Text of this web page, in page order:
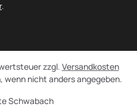
.
Schwabach
zzgl. Versandkosten
wenn nicht anders angegeben.